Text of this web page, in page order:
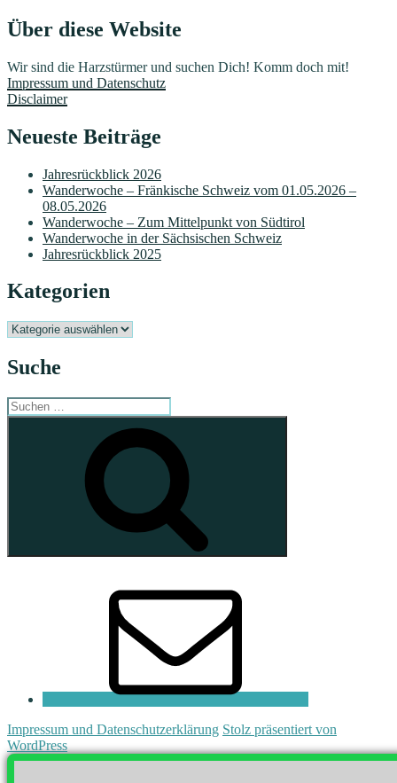
Über diese Website
Wir sind die Harzstürmer und suchen Dich! Komm doch mit!
Impressum und Datenschutz
Disclaimer
Neueste Beiträge
Jahresrückblick 2026
Wanderwoche – Fränkische Schweiz vom 01.05.2026 –
08.05.2026
Wanderwoche – Zum Mittelpunkt von Südtirol
Wanderwoche in der Sächsischen Schweiz
Jahresrückblick 2025
Kategorien
Kategorien
Suche
Suchen
nach:
Impressum und Datenschutzerklärung Stolz präsentiert von
WordPress